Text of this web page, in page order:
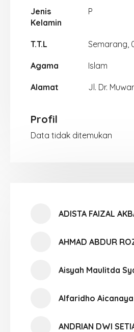
Jenis
Kelamin
P
T.T.L Semarang,
Agama Islam
Alamat Jl. Dr.
Profil
Data tidak ditemukan
ADISTA FAIZAL
AHMAD ABDUR
Aisyah Maulitda
Alfaridho
ANDRIAN DWI